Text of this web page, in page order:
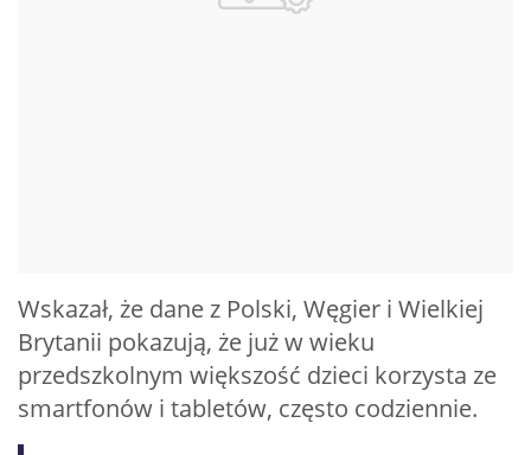
Wskazał, że dane z Polski, Węgier i Wielkiej
Brytanii pokazują, że już w wieku
przedszkolnym większość dzieci korzysta ze
smartfonów i tabletów, często codziennie.